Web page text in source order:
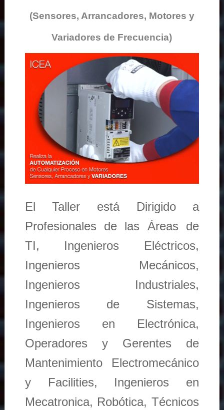
(Sensores, Arrancadores, Motores y
Variadores de Frecuencia)
El Taller está Dirigido a
Profesionales de las Áreas de
TI, Ingenieros Eléctricos,
Ingenieros Mecánicos,
Ingenieros Industriales,
Ingenieros de Sistemas,
Ingenieros en Electrónica,
Operadores y Gerentes de
Mantenimiento Electromecánico
y Facilities, Ingenieros en
Mecatronica, Robótica, Técnicos